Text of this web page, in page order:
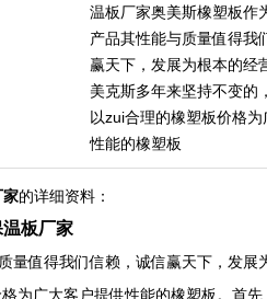
温板厂家奥美斯橡塑板作
产品其性能与质量值得我
赢天下，发展为根本的经
美克斯多年来坚持不变的
以zui合理的橡塑板价格
性能的橡塑板
家的详细资料：
板厂家
量值得我们信赖，诚信赢天下，发展
为广大客户提供性能的橡塑板。首